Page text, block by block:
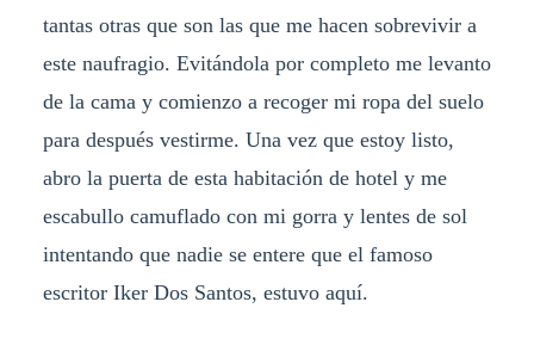
tantas otras que son las que me hacen sobrevivir a
este naufragio. Evitándola por completo me levanto
de la cama y comienzo a recoger mi ropa del suelo
para después vestirme. Una vez que estoy listo,
abro la puerta de esta habitación de hotel y me
escabullo camuflado con mi gorra y lentes de sol
intentando que nadie se entere que el famoso
escritor Iker Dos Santos, estuvo aquí.